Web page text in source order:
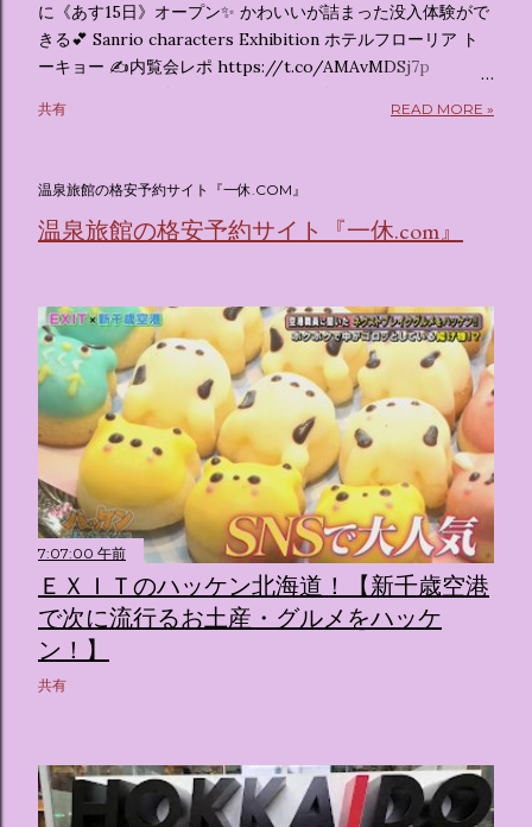
に《あす15日》オープン✨️ かわいいが詰まった没入体験がで
きる💕 Sanrio characters Exhibition ホテルフローリア ト
ーキョー ✍️内覧会レポ https://t.co/AMAvMDSj7p
pic.twitter.com/sKx7uXeXHW — オリコンニュース
(@oricon) July 14, 2026 ホテルフローリア トーキョー
はなく、2026年7月15日から東京・新宿でスタートする サン
リオキャラクターズの体験型・没入型展示イベント の名称で
陸となります。 まるで本当にラグジュアリーホテルにチェッ
クインしてルームツアーを楽しむような、特別な空間が演出
されています。その魅力をいくつかのかたまりに分けてご紹
介します。 🔑 1. コンセプトは「サンリオキャラが考える夢
のホテル」 デジタルメディア技術で世界的に知られるクリエ
イティブプロダクション「d'strict」が手掛けており、五感を
刺激する美しいデジタルアートとストーリー性の高い全11の
テーマブースで構成されています。 チェックインからスター
ト ：ピンクを基調とした華やかなエントランスロビーでルー
ムキーを受け取り、まるでホテルに滞在するかのような没入
感を味わいながら進んでいきます。ロビーではお花をまとっ
たポムポムプリンが出迎えてくれます。 幻想的な共有スペー
ス ：きらめく光に満ちたガーデンや、美しいボールルーム
（舞踏会）、さらには本物の砂を使ったピンク色の美しいビ
ーチ（ポチャッコの隣に座れるエリア）など、写真映え間違
人気キャラクターたちがそれぞれの“好き”や理想を詰め込ん
でデザインした客室のエリアです。 ハローキティ...
共有 READ MORE »
温泉旅館の格安予約サイト『一休.COM』
温泉旅館の格安予約サイト『一休.com』
7:07:00 午前
ＥＸＩＴのハッケン北海道！【新千歳空港
で次に流行るお土産・グルメをハッケ
ン！】
共有